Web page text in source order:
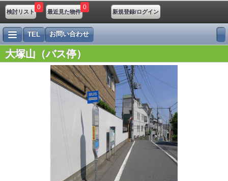
検討リスト
0
最近見た物件
0
新規登録/ログイン
TEL お問い合わせ
大塚山（バス停）